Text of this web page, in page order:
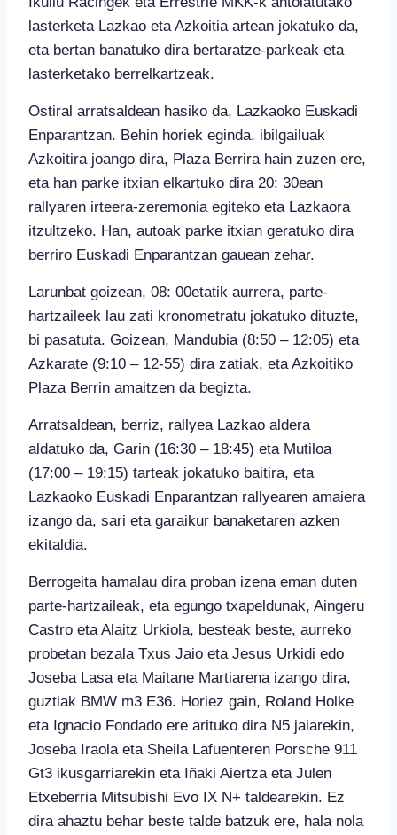
lasterketa Lazkao eta Azkoitia artean jokatuko da,
eta bertan banatuko dira bertaratze-parkeak eta
lasterketako berrelkartzeak.
Ostiral arratsaldean hasiko da, Lazkaoko Euskadi
Enparantzan. Behin horiek eginda, ibilgailuak
Azkoitira joango dira, Plaza Berrira hain zuzen ere,
eta han parke itxian elkartuko dira 20: 30ean
rallyaren irteera-zeremonia egiteko eta Lazkaora
itzultzeko. Han, autoak parke itxian geratuko dira
berriro Euskadi Enparantzan gauean zehar.
Larunbat goizean, 08: 00etatik aurrera, parte-
hartzaileek lau zati kronometratu jokatuko dituzte,
bi pasatuta. Goizean, Mandubia (8:50 – 12:05) eta
Azkarate (9:10 – 12-55) dira zatiak, eta Azkoitiko
Plaza Berrin amaitzen da begizta.
Arratsaldean, berriz, rallyea Lazkao aldera
aldatuko da, Garin (16:30 – 18:45) eta Mutiloa
(17:00 – 19:15) tarteak jokatuko baitira, eta
Lazkaoko Euskadi Enparantzan rallyearen amaiera
izango da, sari eta garaikur banaketaren azken
ekitaldia.
Berrogeita hamalau dira proban izena eman duten
parte-hartzaileak, eta egungo txapeldunak, Aingeru
Castro eta Alaitz Urkiola, besteak beste, aurreko
probetan bezala Txus Jaio eta Jesus Urkidi edo
Joseba Lasa eta Maitane Martiarena izango dira,
guztiak BMW m3 E36. Horiez gain, Roland Holke
eta Ignacio Fondado ere arituko dira N5 jaiarekin,
Joseba Iraola eta Sheila Lafuenteren Porsche 911
Gt3 ikusgarriarekin eta Iñaki Aiertza eta Julen
Etxeberria Mitsubishi Evo IX N+ taldearekin. Ez
dira ahaztu behar beste talde batzuk ere, hala nola